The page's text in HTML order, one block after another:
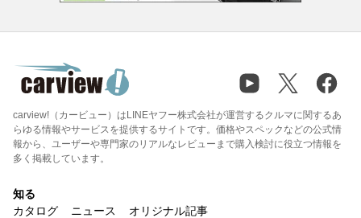
carview!（カービュー）はLINEヤフー株式会社が運営するクルマに関するあ
らゆる情報やサービスを提供するサイトです。価格やスペックなどの公式情
報から、ユーザーや専門家のリアルなレビューまで購入検討に役立つ情報を
多く掲載しています。
知る
カタログ
ニュース オリジナル記事